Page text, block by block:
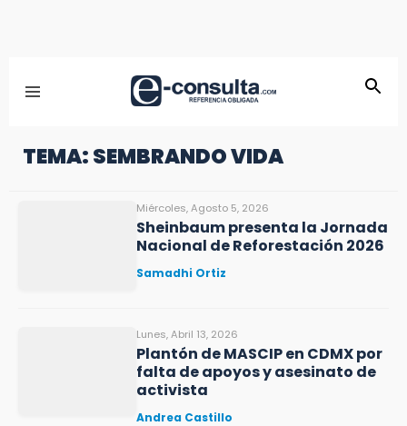
TEMA: SEMBRANDO VIDA
Miércoles, Agosto 5, 2026
Sheinbaum presenta la Jornada
Nacional de Reforestación 2026
Samadhi Ortiz
Lunes, Abril 13, 2026
Plantón de MASCIP en CDMX por
falta de apoyos y asesinato de
activista
Andrea Castillo